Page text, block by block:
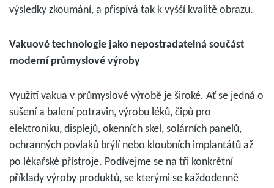
výsledky zkoumání, a přispívá tak k vyšší kvalitě obrazu.
Vakuové technologie jako nepostradatelná součást
moderní průmyslové výroby
Využití vakua v průmyslové výrobě je široké. Ať se jedná o
sušení a balení potravin, výrobu léků, čipů pro
elektroniku, displejů, okenních skel, solárních panelů,
ochranných povlaků brýlí nebo kloubních implantátů až
po lékařské přístroje. Podívejme se na tři konkrétní
příklady výroby produktů, se kterými se každodenně